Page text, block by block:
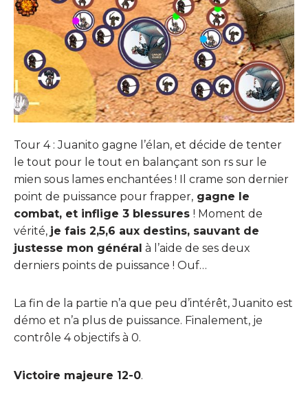
Tour 4 : Juanito gagne l’élan, et décide de tenter
le tout pour le tout en balançant son rs sur le
mien sous lames enchantées ! Il crame son dernier
point de puissance pour frapper, gagne le
combat, et inflige 3 blessures ! Moment de
vérité, je fais 2,5,6 aux destins, sauvant de
justesse mon général à l’aide de ses deux
derniers points de puissance ! Ouf…
La fin de la partie n’a que peu d’intérêt, Juanito est
démo et n’a plus de puissance. Finalement, je
contrôle 4 objectifs à 0.
Victoire majeure 12-0.